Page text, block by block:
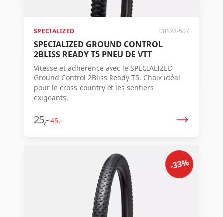
SPECIALIZED 00122-507
SPECIALIZED GROUND CONTROL
2BLISS READY T5 PNEU DE VTT
Vitesse et adhérence avec le SPECIALIZED
Ground Control 2Bliss Ready T5. Choix idéal
pour le cross-country et les sentiers
exigeants.
25,- 45,-
-33%